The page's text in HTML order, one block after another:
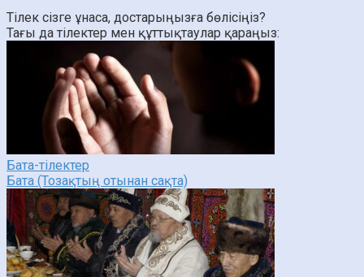
Тілек сізге ұнаса, достарыңызға бөлісіңіз?
Тағы да тілектер мен құттықтаулар қараңыз:
Бата-тілектер
Бата (Тозақтың отынан сақта)